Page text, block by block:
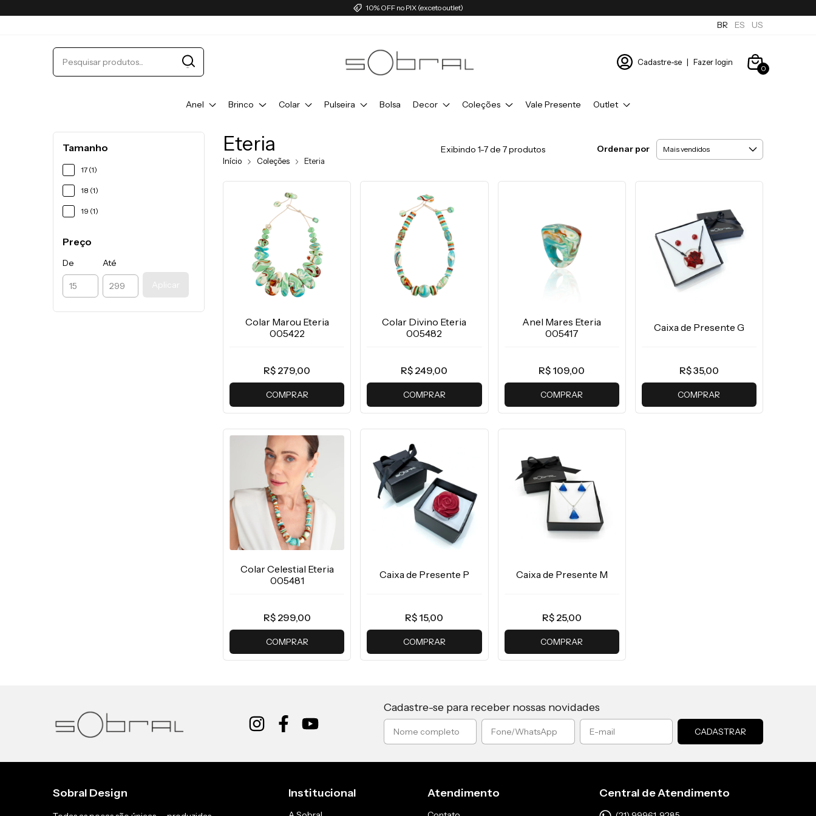
10% OFF no PIX (exceto outlet)
BR ES US
Cadastre-se | Fazer login
0
Anel Brinco Colar Pulseira Bolsa Decor Coleções Vale Presente Outlet
Tamanho
17 (1)
18 (1)
19 (1)
Preço
De
Até
Aplicar
Eteria
Início Coleções Eteria
Exibindo 1-7 de 7 produtos Ordenar por
Colar Marou Eteria
005422
R$ 279,00
COMPRAR
Colar Divino Eteria
005482
R$ 249,00
COMPRAR
Anel Mares Eteria
005417
R$ 109,00
COMPRAR
Caixa de Presente G
R$ 35,00
COMPRAR
Colar Celestial Eteria
005481
R$ 299,00
COMPRAR
Caixa de Presente P
R$ 15,00
COMPRAR
Caixa de Presente M
R$ 25,00
COMPRAR
Cadastre-se para receber nossas novidades
Sobral Design Institucional Atendimento Central de Atendimento